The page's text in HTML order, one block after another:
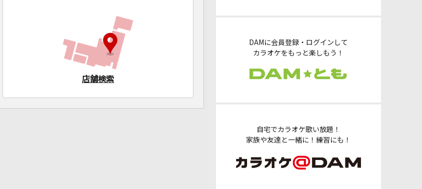
DAMに会員登録・ログインして
カラオケをもっと楽しもう！
自宅でカラオケ歌い放題！
家族や友達と一緒に！練習にも！
店舗検索